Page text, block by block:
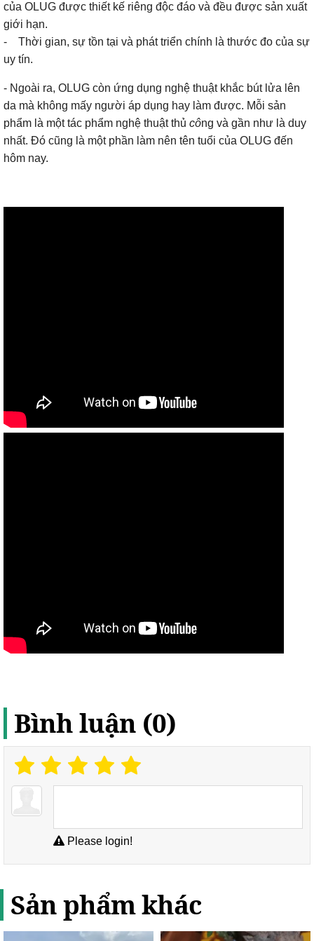
của OLUG được thiết kế riêng độc đáo và đều được sản xuất
giới hạn.
- Thời gian, sự tồn tại và phát triển chính là thước đo của sự
uy tín.
- Ngoài ra, OLUG còn ứng dụng nghệ thuật khắc bút lửa lên
da mà không mấy người áp dụng hay làm được. Mỗi sản
phẩm là một tác phẩm nghệ thuật thủ công và gần như là duy
nhất. Đó cũng là một phần làm nên tên tuổi của OLUG đến
hôm nay.
Bình luận (0)
Please login!
Sản phẩm khác